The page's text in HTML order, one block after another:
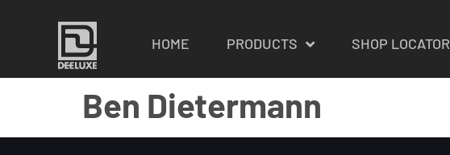
HOME PRODUCTS SHOP LOCATOR
Ben Dietermann